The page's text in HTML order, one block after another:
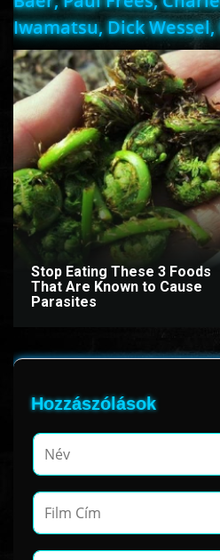
Iwamatsu, Dick
Stop Eating These 3 Foods
That Are Known to Cause
Parasites
Hozzászólások